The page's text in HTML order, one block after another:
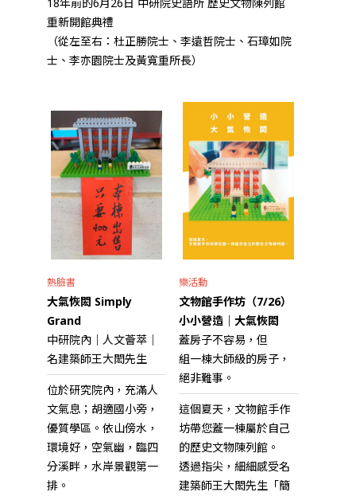
重新開館典禮
（從左至右：杜正勝院士、李遠哲院士、石璋如院
士、李亦園院士及黃寬重所長）
熱臉書
大氣恢閎 Simply
Grand
中研院內｜人文薈萃｜
名建築師王大閎先生
位於研究院內，充滿人
文氣息；胡適國小旁，
優質學區。依山傍水，
環境好，空氣幽，臨四
分溪畔，水岸景觀第一
排。
樂活動
文物館手作坊（7/26）
小小營造｜大氣恢閎
蓋房子不容易，但
組一棟大師級的房子，
絕非難事。
這個夏天，文物館手作
坊帶您蓋一棟屬於自己
的歷史文物陳列館。
透過指尖，細細感受名
建築師王大閎先生「簡